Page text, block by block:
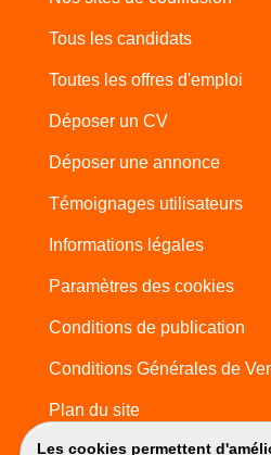
Les cookies permettent
Tous les candidats
Toutes les offres d'emploi
Déposer un CV
Déposer une annonce
Témoignages utilisateurs
Informations légales
Paramètres des cookies
Conditions de publication
Conditions Générales de
Plan du site